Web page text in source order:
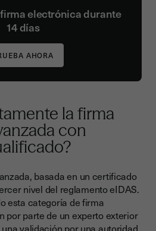
electrónica durante
14 días
la firma
con
basada en un certificado
nivel del reglamento eIDAS.
esta categoría de firma
por parte de un experto exterior